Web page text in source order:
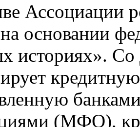
Ассоциации
на основании
историях».
(МФО),